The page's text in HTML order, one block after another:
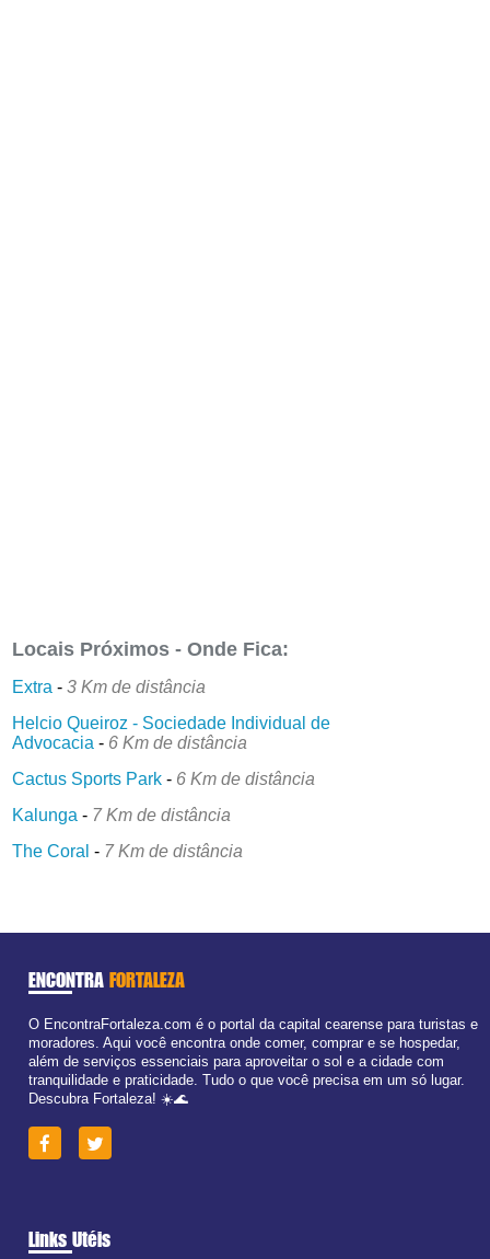
Locais Próximos - Onde Fica:
Extra -3 Km de distância
Helcio Queiroz - Sociedade Individual de
Advocacia - 6 Km de distância
Cactus Sports Park - 6 Km de distância
Kalunga - 7 Km de distância
The Coral - 7 Km de distância
ENCONTRA FORTALEZA
O EncontraFortaleza.com é o portal da capital cearense para turistas e
moradores. Aqui você encontra onde comer, comprar e se hospedar,
além de serviços essenciais para aproveitar o sol e a cidade com
tranquilidade e praticidade. Tudo o que você precisa em um só lugar.
Descubra Fortaleza! ☀️🌊
Links Utéis